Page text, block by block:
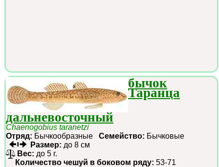
бычок
Таранца
дальневосточный
Chaenogobius taranetzi
Отряд: Бычкообразные Семейство: Бычковые
Размер: до 8 см
Вес: до 5 г.
Количество чешуй в боковом ряду: 53-71